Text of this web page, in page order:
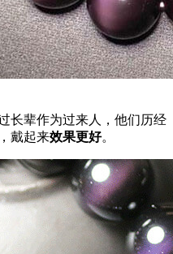
长辈作为过来人，他们历经
戴起来效果更好。